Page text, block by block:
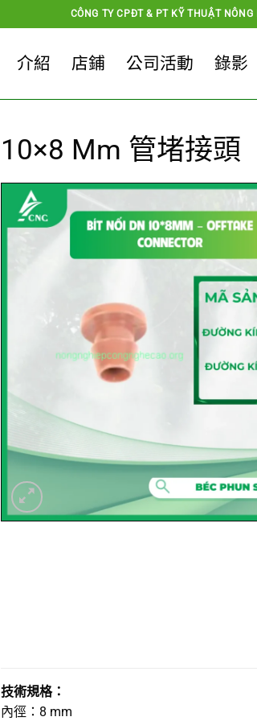
CÔNG TY CPĐT & PT KỸ THUẬT NÔNG
介紹 店鋪 公司活動 錄影
10×8 Mm 管堵接頭
技術規格：
內徑：8 mm